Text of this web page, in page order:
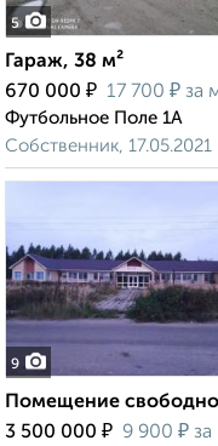
5
Гараж, 38 м²
670 000 ₽ 17 700 ₽ за
Футбольное Поле 1А
Собственник, 17.05.2021
9
Помещение
3 500 000 ₽ 9 900 ₽ за